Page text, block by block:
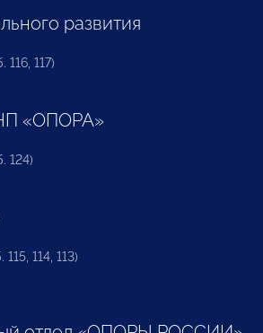
развития
116, 117)
«ОПОРА»
124)
114, 113)